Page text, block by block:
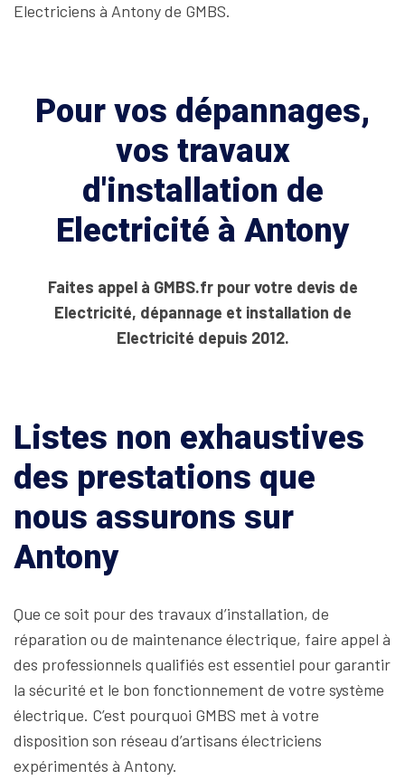
Electriciens à Antony de GMBS.
Pour vos dépannages,
vos travaux
d'installation de
Electricité à Antony
Faites appel à GMBS.fr pour votre devis de
Electricité, dépannage et installation de
Electricité depuis 2012.
Listes non exhaustives
des prestations que
nous assurons sur
Antony
Que ce soit pour des travaux d’installation, de
réparation ou de maintenance électrique, faire appel à
des professionnels qualifiés est essentiel pour garantir
la sécurité et le bon fonctionnement de votre système
électrique. C’est pourquoi GMBS met à votre
disposition son réseau d’artisans électriciens
expérimentés à Antony.